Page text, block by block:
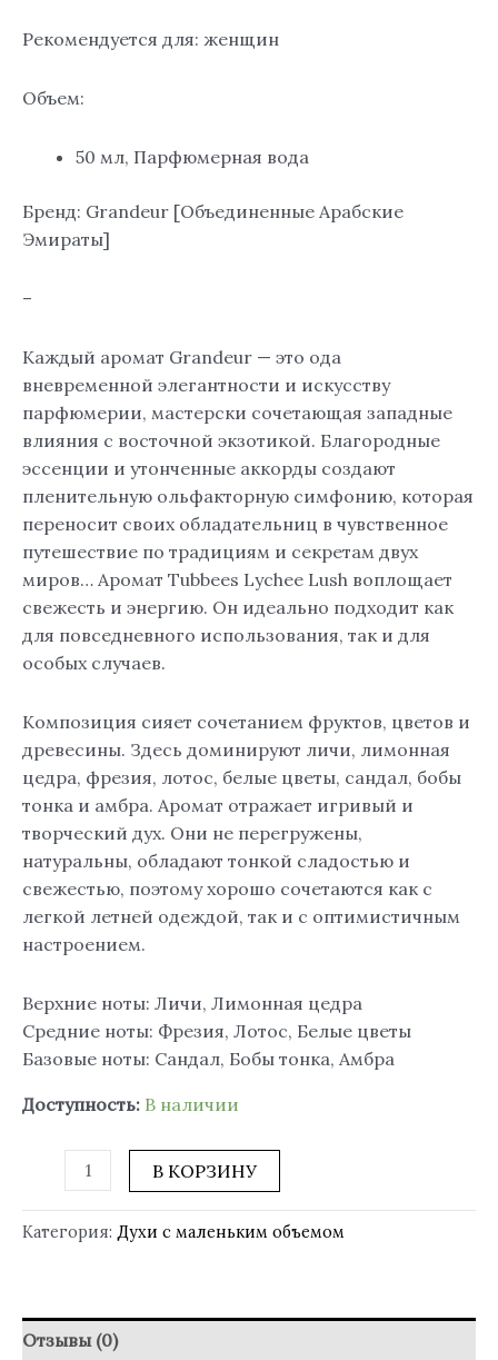
Рекомендуется для: женщин
Объем:
50 мл, Парфюмерная вода
Бренд: Grandeur [Объединенные Арабские
Эмираты]
–
Каждый аромат Grandeur — это ода
вневременной элегантности и искусству
парфюмерии, мастерски сочетающая западные
влияния с восточной экзотикой. Благородные
эссенции и утонченные аккорды создают
пленительную ольфакторную симфонию, которая
переносит своих обладательниц в чувственное
путешествие по традициям и секретам двух
миров… Аромат Tubbees Lychee Lush воплощает
свежесть и энергию. Он идеально подходит как
для повседневного использования, так и для
особых случаев.
Композиция сияет сочетанием фруктов, цветов и
древесины. Здесь доминируют личи, лимонная
цедра, фрезия, лотос, белые цветы, сандал, бобы
тонка и амбра. Аромат отражает игривый и
творческий дух. Они не перегружены,
натуральны, обладают тонкой сладостью и
свежестью, поэтому хорошо сочетаются как с
легкой летней одеждой, так и с оптимистичным
настроением.
Верхние ноты: Личи, Лимонная цедра
Средние ноты: Фрезия, Лотос, Белые цветы
Базовые ноты: Сандал, Бобы тонка, Амбра
Доступность: В наличии
В КОРЗИНУ
Категория: Духи с маленьким объемом
Отзывы (0)